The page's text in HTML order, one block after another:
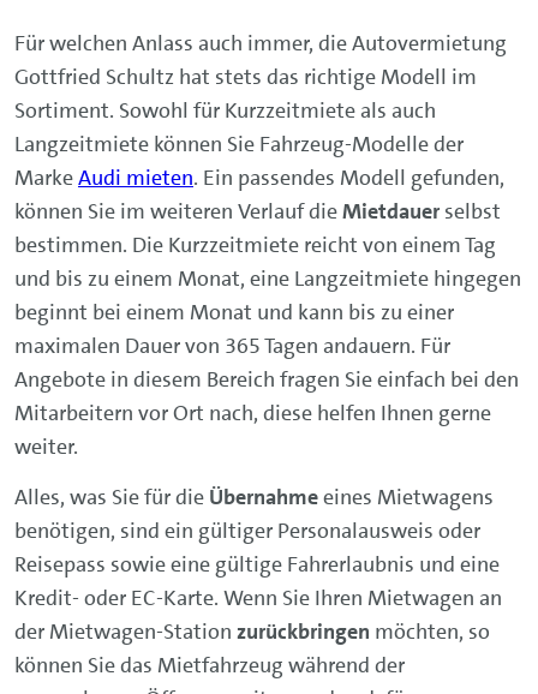
Für welchen Anlass auch immer, die Autovermietung
Gottfried Schultz hat stets das richtige Modell im
Sortiment. Sowohl für Kurzzeitmiete als auch
Langzeitmiete können Sie Fahrzeug-Modelle der
MarkeAudi mieten. Ein passendes Modell gefunden,
können Sie im weiteren Verlauf dieMietdauer selbst
bestimmen. Die Kurzzeitmiete reicht von einem Tag
und bis zu einem Monat, eine Langzeitmiete hingegen
beginnt bei einem Monat und kann bis zu einer
maximalen Dauer von 365 Tagen andauern. Für
Angebote in diesem Bereich fragen Sie einfach bei den
Mitarbeitern vor Ort nach, diese helfen Ihnen gerne
weiter.
Alles, was Sie für die Übernahmeeines Mietwagens
benötigen, sind ein gültiger Personalausweis oder
Reisepass sowie eine gültige Fahrerlaubnis und eine
Kredit- oder EC-Karte. Wenn Sie Ihren Mietwagen an
der Mietwagen-Station zurückbringen möchten, so
können Sie das Mietfahrzeug während der